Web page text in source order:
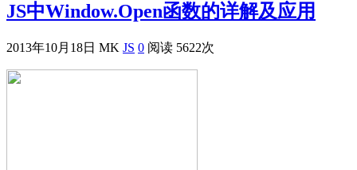
JS中Window.Open函数的详解及应用
2013年10月18日 MK JS 0 阅读 5622次